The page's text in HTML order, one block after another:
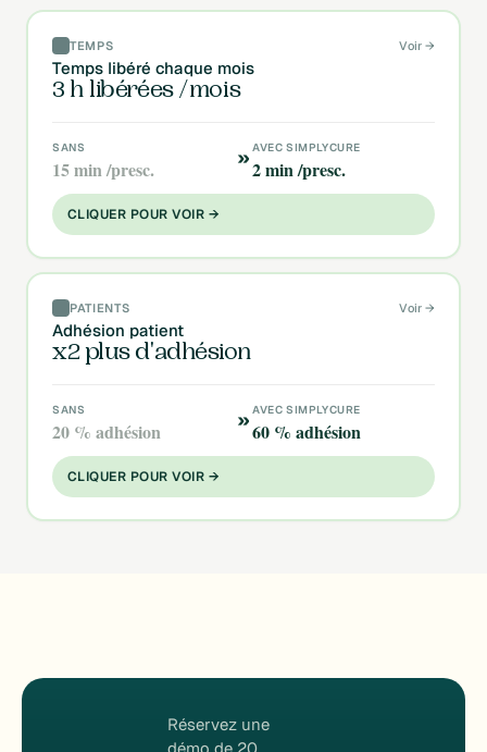
TEMPS Voir →
Temps libéré chaque mois
3 h libérées /mois
SANS
15 min /presc. » AVEC SIMPLYCURE
2 min /presc.
CLIQUER POUR VOIR →
PATIENTS Voir →
Adhésion patient
x2 plus d'adhésion
SANS
20 % adhésion » AVEC SIMPLYCURE
60 % adhésion
CLIQUER POUR VOIR →
Réservez une